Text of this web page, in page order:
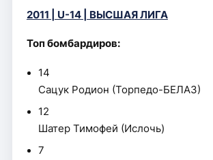
2011 | U-14 | ВЫСШАЯ ЛИГА
Топ бомбардиров:
14
Сацук Родион (Торпедо-БЕЛАЗ)
12
Шатер Тимофей (Ислочь)
7